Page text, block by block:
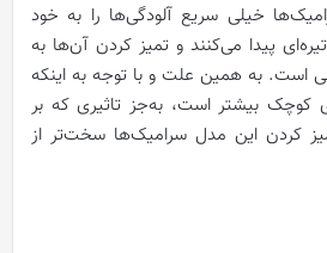
خیلی سریع‌ آلودگی‌ها را به خود
پیدا می‌کنند و تمیز کردن آن‌ها به
به همین علت و با توجه به اینکه
کوچک بیشتر است، به‌جز تاثیری که بر
کردن این مدل سرامیک‌ها سخت‌تر از